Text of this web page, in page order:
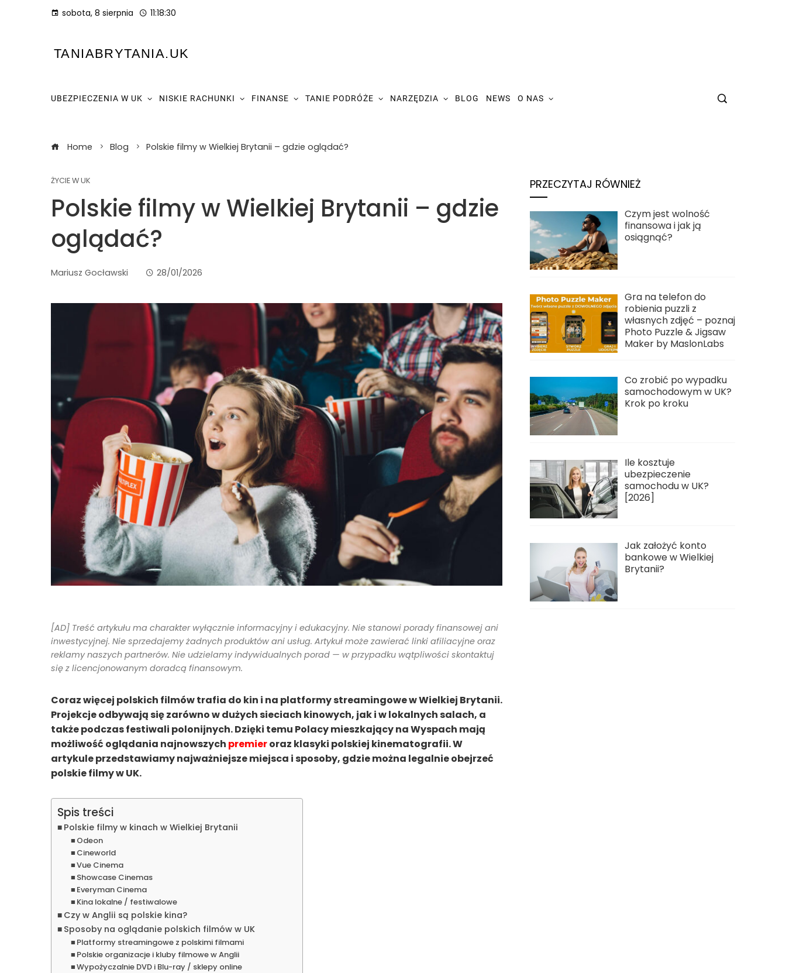
sobota, 8 sierpnia 11:18:31
TANIABRYTANIA.UK
UBEZPIECZENIA W UK NISKIE RACHUNKI FINANSE TANIE PODRÓŻE NARZĘDZIA BLOG NEWS O NAS
Home Blog Polskie filmy w Wielkiej Brytanii – gdzie oglądać?
ŻYCIE W UK
Polskie filmy w Wielkiej Brytanii – gdzie
oglądać?
Mariusz Gocławski 28/01/2026
[AD] Treść artykułu ma charakter wyłącznie informacyjny i edukacyjny. Nie stanowi porady finansowej ani
inwestycyjnej. Nie sprzedajemy żadnych produktów ani usług. Artykuł może zawierać linki afiliacyjne oraz
reklamy naszych partnerów. Nie udzielamy indywidualnych porad — w przypadku wątpliwości skontaktuj
się z licencjonowanym doradcą finansowym.
Coraz więcej polskich filmów trafia do kin i na platformy streamingowe w Wielkiej Brytanii.
Projekcje odbywają się zarówno w dużych sieciach kinowych, jak i w lokalnych salach, a
także podczas festiwali polonijnych. Dzięki temu Polacy mieszkający na Wyspach mają
możliwość oglądania najnowszych premieroraz klasyki polskiej kinematografii. W
artykule przedstawiamy najważniejsze miejsca i sposoby, gdzie można legalnie obejrzeć
polskie filmy w UK.
Spis treści
Polskie filmy w kinach w Wielkiej Brytanii
Odeon
Cineworld
Vue Cinema
Showcase Cinemas
Everyman Cinema
Kina lokalne / festiwalowe
Czy w Anglii są polskie kina?
Sposoby na oglądanie polskich filmów w UK
Platformy streamingowe z polskimi filmami
Polskie organizacje i kluby filmowe w Anglii
Wypożyczalnie DVD i Blu-ray / sklepy online
PRZECZYTAJ RÓWNIEŻ
Czym jest wolność
finansowa i jak ją
osiągnąć?
Gra na telefon do
robienia puzzli z
własnych zdjęć – poznaj
Photo Puzzle & Jigsaw
Maker by MaslonLabs
Co zrobić po wypadku
samochodowym w UK?
Krok po kroku
Ile kosztuje
ubezpieczenie
samochodu w UK?
[2026]
Jak założyć konto
bankowe w Wielkiej
Brytanii?